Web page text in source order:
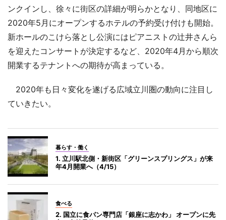
ンクインし、徐々に街区の詳細が明らかとなり、同地区に
2020年5月にオープンするホテルの予約受け付けも開始。
新ホールのこけら落とし公演にはピアニストの辻井さんら
を迎えたコンサートが決定するなど、2020年4月から順次
開業するテナントへの期待が高まっている。
2020年も日々変化を遂げる広域立川圏の動向に注目し
ていきたい。
暮らす・働く
1. 立川駅北側・新街区「グリーンスプリングス」が来
年4月開業へ（4/15）
食べる
2. 国立に食パン専門店「銀座に志かわ」 オープンに先